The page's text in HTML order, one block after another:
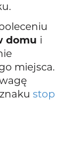
domu i
miejsca.
znakustop